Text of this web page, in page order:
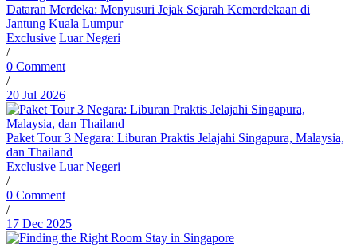
Dataran Merdeka: Menyusuri Jejak Sejarah Kemerdekaan di
Jantung Kuala Lumpur
Exclusive Luar Negeri
/
0 Comment
/
20 Jul 2026
Paket Tour 3 Negara: Liburan Praktis Jelajahi Singapura, Malaysia,
dan Thailand
Exclusive Luar Negeri
/
0 Comment
/
17 Dec 2025